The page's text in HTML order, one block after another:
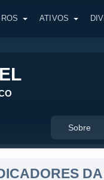
ATIVOS
Sobre